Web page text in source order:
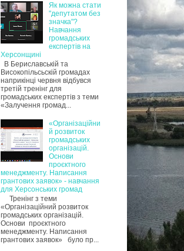
Як можна стати
"депутатом без
значка"?
Навчання
громадських
експертів на
Херсонщині
В Бериславській та
Високопільсьскій громадах
наприкінці червня відбувся
третій тренінг для
громадських експертів з теми
«Залучення громад...
«Організаційни
й розвиток
громадських
організацій.
Основи
проєктного
менеджменту. Написання
грантових заявок» - навчання
для Херсонських громад
Тренінг з теми
«Організаційний розвиток
громадських організацій.
Основи проєктного
менеджменту. Написання
грантових заявок» було пр...